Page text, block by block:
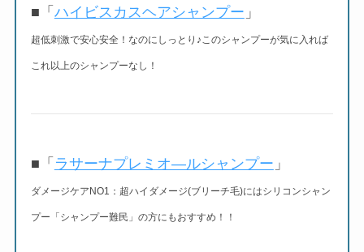
■「 ハイビスカスヘアシャンプー 」
超低刺激で安心安全！なのにしっとり♪このシャンプーが気に入れば
これ以上のシャンプーなし！
■「 ラサーナプレミオ―ルシャンプー 」
ダメージケアNO1：超ハイダメージ(ブリーチ毛)にはシリコンシャン
プー「シャンプー難民」の方にもおすすめ！！